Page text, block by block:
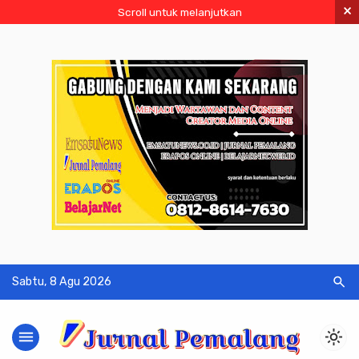
Scroll untuk melanjutkan ×
Sabtu, 8 Agu 2026 search
menu light_mode